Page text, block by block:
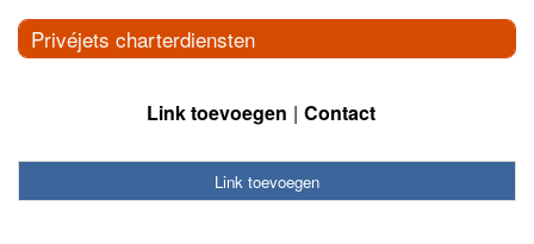
Privéjets charterdiensten
Link toevoegen Contact
Link toevoegen